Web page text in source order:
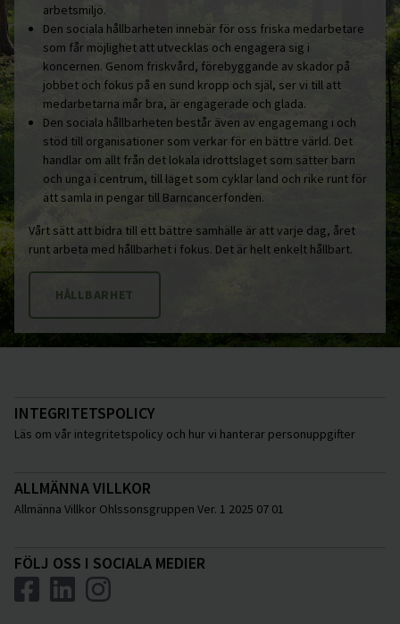
arbetsmiljö.
Den sociala hållbarheten innebär för oss friska medarbetare
som får möjlighet att utvecklas och engagera sig i
koncernen. Genom friskvård, förebyggande av skador på
jobbet och fokus på en sund kropp och själ, ser vi till att
medarbetarna mår bra, är engagerade och glada.
Den sociala hållbarheten består även av engagemang i och
stöd till organisationer som verkar för en bättre värld. Det
handlar om allt från det lokala idrottslaget som sätter barn
och unga i centrum, till laget som cyklar land och rike runt för
att samla in pengar till Barncancerfonden.
Vårt sätt att bidra till ett bättre samhälle är att varje dag, året
runt arbeta med hållbarhet i fokus. Det är helt enkelt hållbart.
HÅLLBARHET
INTEGRITETSPOLICY
Läs om vår integritetspolicy och hur vi hanterar personuppgifter
ALLMÄNNA VILLKOR
Allmänna Villkor Ohlssonsgruppen Ver. 1 2025 07 01
FÖLJ OSS I SOCIALA MEDIER